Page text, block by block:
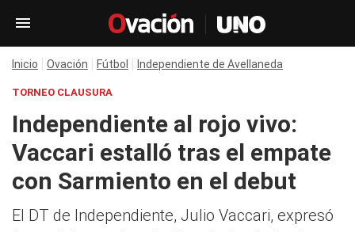
Inicio Ovación Fútbol Independiente de Avellaneda
TORNEO CLAUSURA
Independiente al rojo vivo:
Vaccari estalló tras el empate
con Sarmiento en el debut
El DT de Independiente, Julio Vaccari, expresó